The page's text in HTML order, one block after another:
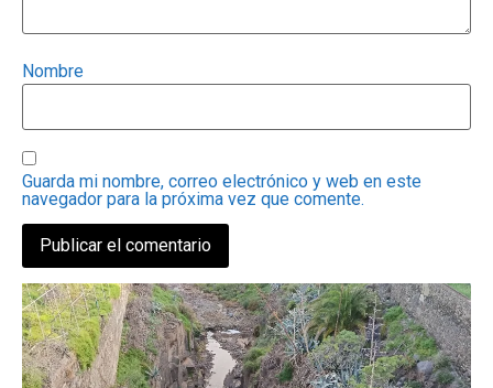
Nombre
Guarda mi nombre, correo electrónico y web en este
navegador para la próxima vez que comente.